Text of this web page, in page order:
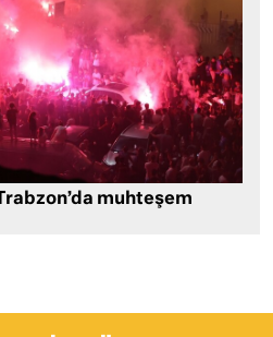
muhteşem